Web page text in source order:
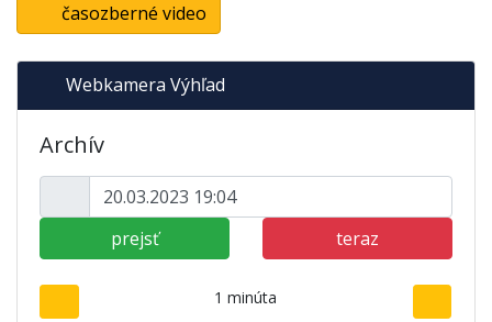
časozberné video
Webkamera Výhľad
Archív
prejsť teraz
1 minúta